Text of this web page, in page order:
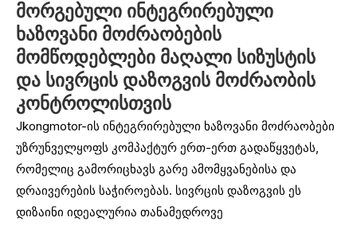
მორგებული ინტეგრირებული
ხაზოვანი მოძრაობების
მომწოდებლები მაღალი სიზუსტის
და სივრცის დაზოგვის მოძრაობის
კონტროლისთვის
Jkongmotor-ის ინტეგრირებული ხაზოვანი მოძრაობები
უზრუნველყოფს კომპაქტურ ერთ-ერთ გადაწყვეტას,
რომელიც გამორიცხავს გარე ამომყვანებისა და
დრაივერების საჭიროებას. სივრცის დაზოგვის ეს
დიზაინი იდეალურია თანამედროვე